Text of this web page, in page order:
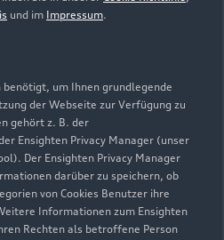
und im Impressum.
benötigt, um Ihnen grundlegende
der Webseite zur Verfügung zu
gehört z. B. der
Ensighten Privacy Manager (unser
Der Ensighten Privacy Manager
darüber zu speichern, ob
von Cookies Benutzer ihre
Informationen zum Ensighten
Rechten als betroffene Person
Zurück nach oben